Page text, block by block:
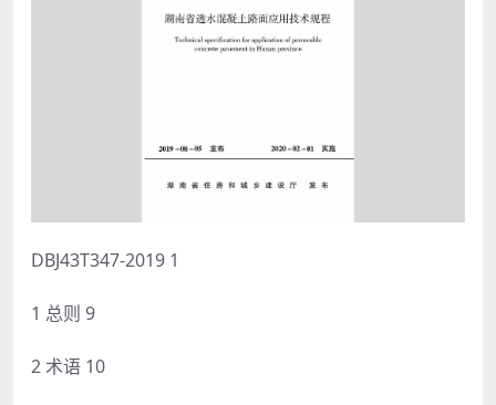
DBJ43T347-2019 1
1 总则 9
2 术语 10